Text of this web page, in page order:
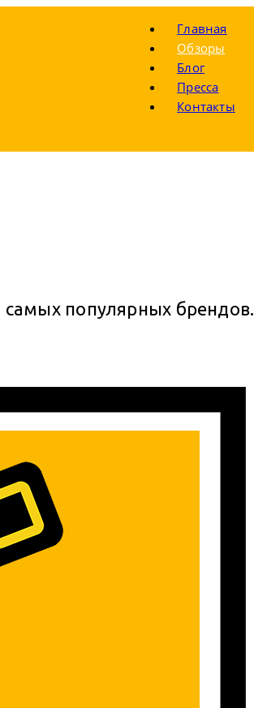
Главная
Обзоры
Блог
Пресса
Контакты
самых популярных брендов.